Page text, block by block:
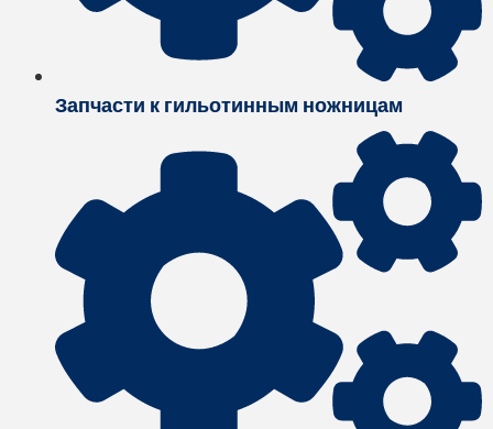
Запчасти к гильотинным ножницам